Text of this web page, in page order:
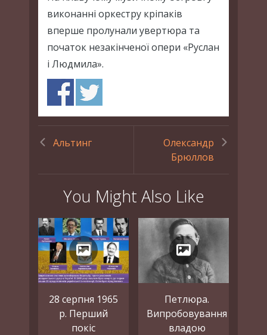
виконанні оркестру кріпаків
вперше пролунали увертюра та
початок незакінченої опери «Руслан
і Людмила».
Альтинг
Олександр
Брюллов
You Might Also Like
28 серпня 1965
р. Перший
покіс
Петлюра.
Випробовування
владою